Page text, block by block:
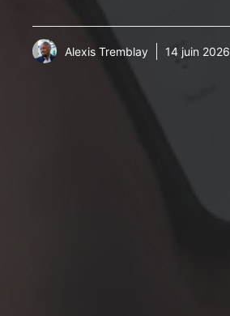
Alexis Tremblay 14 juin 2026